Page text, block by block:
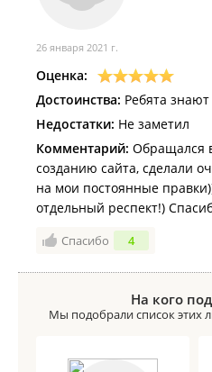
100% в АЙТУМИ. (Как
тенденциям современного
26 января 2021 г.
Оценка:
Достоинства: Ребята
Недостатки: Не заметил
Комментарий: Обращался
созданию сайта, сделали
на мои постоянные
отдельный респект!)
Спасибо 4
На кого
Мы подобрали список этих